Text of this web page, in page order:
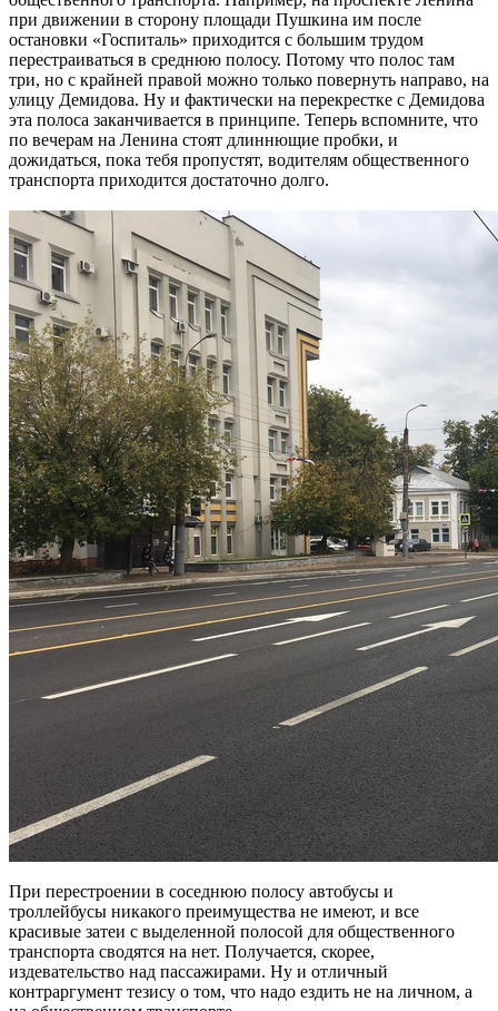
при движении в сторону площади Пушкина им после
остановки «Госпиталь» приходится с большим трудом
перестраиваться в среднюю полосу. Потому что полос там
три, но с крайней правой можно только повернуть направо, на
улицу Демидова. Ну и фактически на перекрестке с Демидова
эта полоса заканчивается в принципе. Теперь вспомните, что
по вечерам на Ленина стоят длиннющие пробки, и
дожидаться, пока тебя пропустят, водителям общественного
транспорта приходится достаточно долго.
При перестроении в соседнюю полосу автобусы и
троллейбусы никакого преимущества не имеют, и все
красивые затеи с выделенной полосой для общественного
транспорта сводятся на нет. Получается, скорее,
издевательство над пассажирами. Ну и отличный
контраргумент тезису о том, что надо ездить не на личном, а